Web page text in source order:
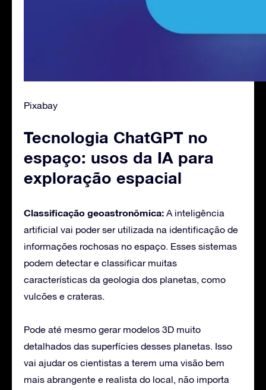
Pixabay
Tecnologia ChatGPT no
espaço: usos da IA para
exploração espacial
Classificação geoastronômica: A inteligência
artificial vai poder ser utilizada na identificação de
informações rochosas no espaço. Esses sistemas
podem detectar e classificar muitas
características da geologia dos planetas, como
vulcões e crateras.
Pode até mesmo gerar modelos 3D muito
detalhados das superfícies desses planetas. Isso
vai ajudar os cientistas a terem uma visão bem
mais abrangente e realista do local, não importa